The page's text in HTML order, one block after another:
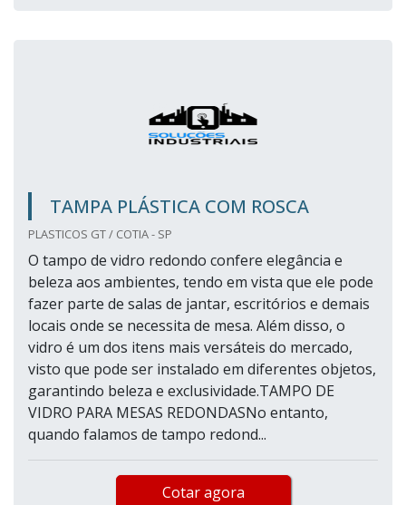
TAMPA PLÁSTICA COM ROSCA
PLASTICOS GT / COTIA - SP
O tampo de vidro redondo confere elegância e
beleza aos ambientes, tendo em vista que ele pode
fazer parte de salas de jantar, escritórios e demais
locais onde se necessita de mesa. Além disso, o
vidro é um dos itens mais versáteis do mercado,
visto que pode ser instalado em diferentes objetos,
garantindo beleza e exclusividade.TAMPO DE
VIDRO PARA MESAS REDONDASNo entanto,
quando falamos de tampo redond...
Cotar agora